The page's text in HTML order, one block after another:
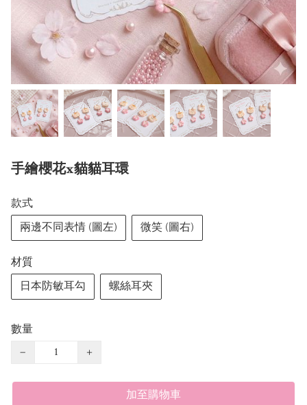
手繪櫻花x貓貓耳環
款式
兩邊不同表情 (圖左)
微笑 (圖右)
材質
日本防敏耳勾
螺絲耳夾
數量
−
+
加至購物車